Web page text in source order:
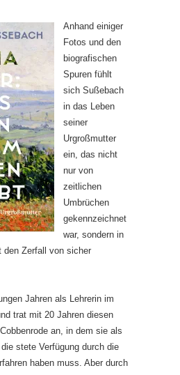
Anhand einiger
Fotos und den
biografischen
Spuren fühlt
sich Sußebach
in das Leben
seiner
Urgroßmutter
ein, das nicht
nur von
zeitlichen
Umbrüchen
gekennzeichnet
war, sondern in
den Zerfall von sicher
Jahren als Lehrerin im
trat mit 20 Jahren diesen
an, in dem sie als
stete Verfügung durch die
haben muss. Aber durch